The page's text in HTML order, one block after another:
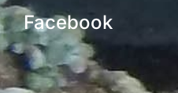
Facebook